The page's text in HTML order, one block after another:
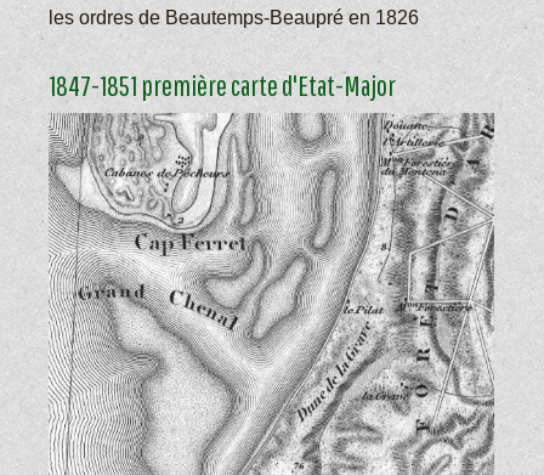
les ordres de Beautemps-Beaupré en 1826
1847-1851 première carte d'Etat-Major